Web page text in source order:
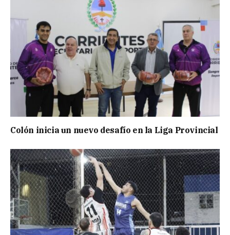
Colón inicia un nuevo desafío en la Liga Provincial